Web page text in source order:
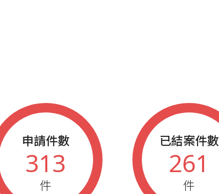
申請件數
313
件
已結案件數
261
件